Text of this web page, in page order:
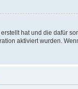
hat und die dafür
aktiviert wurden.